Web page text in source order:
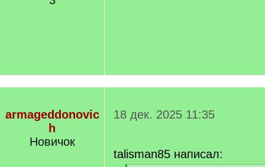
armageddonovic
h
Новичок
18 дек. 2025 11:35
talisman85 написал: